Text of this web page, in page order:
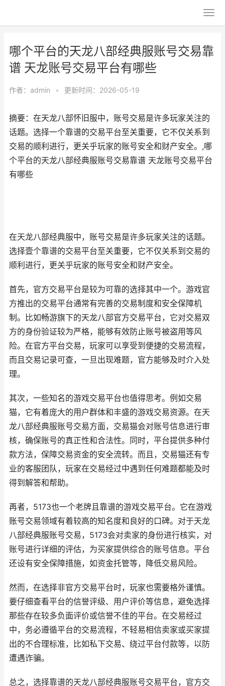
哪个平台的天龙八部经典服账号交易靠
谱 天龙账号交易平台有哪些
作者： admin • 更新时间：2026-05-19
摘要：在天龙八部怀旧服中，账号交易是许多玩家关注的
话题。选择一个靠谱的交易平台至关重要，它不仅关系到
交易的顺利进行，更关乎玩家的账号安全和财产安全。,哪
个平台的天龙八部经典服账号交易靠谱 天龙账号交易平台
有哪些
在天龙八部经典服中，账号交易是许多玩家关注的话题。
选择壹个靠谱的交易平台至关重要，它不仅关系到交易的
顺利进行，更关乎玩家的账号安全和财产安全。
首先，官方交易平台是较为可靠的选择其中一个。游戏官
方推出的交易平台通常有完善的交易制度和安全保障机
制。比如畅游旗下的天龙八部官方交易平台，它对交易双
方的身份验证较为严格，能够有效防止账号被盗用等风
险。在官方平台交易，玩家可以享受到便捷的交易流程，
而且交易记录可查，一旦出现难题，官方能够及时介入处
理。
其次，一些知名的游戏交易平台也值得思考。例如交易
猫，它有着庞大的用户群体和丰盛的游戏交易资源。在天
龙八部经典服账号交易方面，交易猫会对账号信息进行审
核，确保账号的真正性和合法性。同时，平台提供多种付
款方法，保障交易资金的安全流转。而且，交易猫还有专
业的客服团队，玩家在交易经过中遇到任何难题都能及时
得到解答和帮助。
再者，5173也一个老牌且靠谱的游戏交易平台。它在游戏
账号交易领域有着较高的知名度和良好的口碑。对于天龙
八部经典服账号交易，5173会对卖家的身份进行核实，对
账号进行详细的评估，为买家提供综合的账号信息。平台
还设有安全保障措施，如资金托管等，降低交易风险。
然而，在选择非官方交易平台时，玩家也需要格外谨慎。
要仔细查看平台的信誉评级、用户评价等信息，避免选择
那些存在较多负面评价或信誉不佳的平台。在交易经过
中，务必遵循平台的交易流程，不轻易相信卖家或买家提
出的不合理标准，比如私下交易、绕过平台付款等，以防
遭遇诈骗。
总之，选择靠谱的天龙八部经典服账号交易平台，官方交